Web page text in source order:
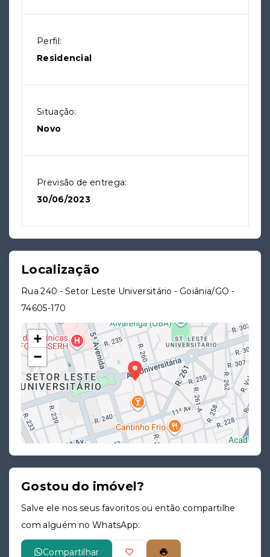
Perfil:
Residencial
Situação:
Novo
Previsão de entrega:
30/06/2023
Localização
Rua 240 - Setor Leste Universitário - Goiânia/GO -
74605-170
+
−
Gostou do imóvel?
Salve ele nos seus favoritos ou então compartilhe
com alguém no WhatsApp:
Compartilhar